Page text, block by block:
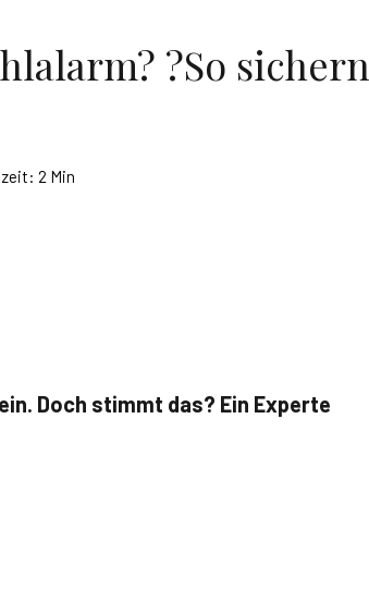
?So sichern
2 Min
Doch stimmt das? Ein Experte